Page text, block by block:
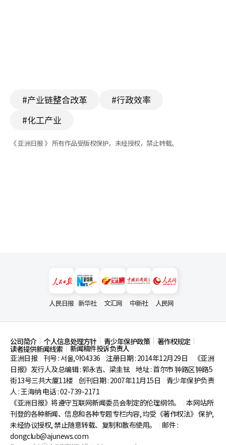
#产业链整合改革
#行政效率
#化工产业
《 亚洲日报 》 所有作品受版权保护，未经授权，禁止转载。
人民日报 新华社 文汇网 中新社 人民网
公司简介 个人信息处理方针 青少年保护政策 著作权规定
读者提供新闻线索
新闻稿件投诉负责人
亚洲日报
刊号 : 서울,아04336 注册日期 : 2014年12月29日
《亚洲
日报》发行人及总编辑 : 郭永吉、梁圭铉 地址 : 首尔市钟路区钟路5
街13号三共大厦11楼 创刊日期 : 2007年11月15日
青少年保护负责
人 : 王海纳 电话 : 02-739-2171
《亚洲日报》将遵守互联网新闻委员会制定的伦理纲领。
本网站所
刊登的各种新闻、信息和各种专题专栏内容, 均受《著作权法》 保护,
未经协议授权, 禁止随意转载、复制和散布使用。
邮件 :
dongclub@ajunews.com